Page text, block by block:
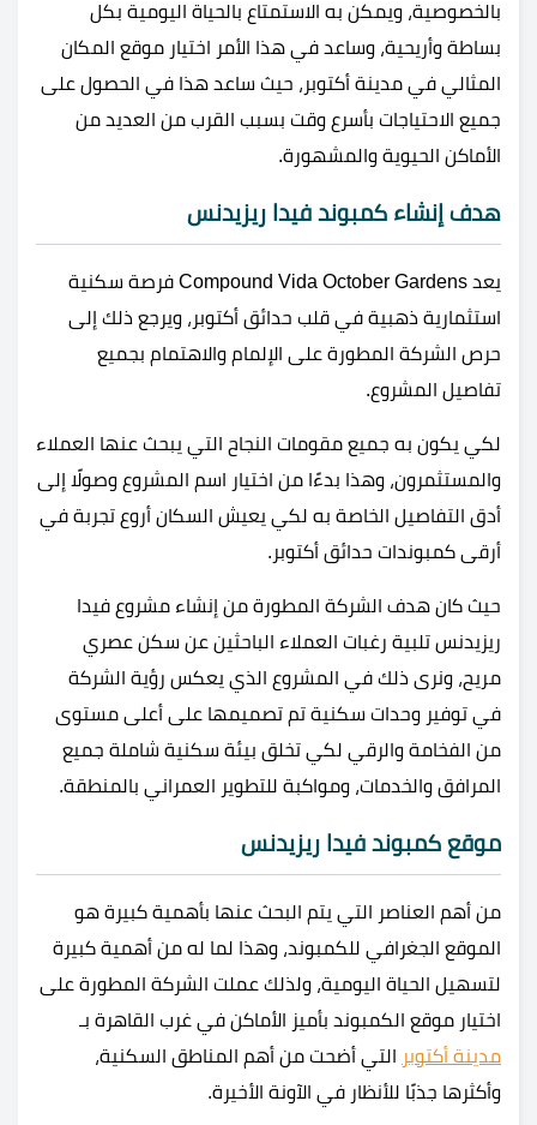
بالخصوصية، ويمكن به الاستمتاع بالحياة اليومية بكل
بساطة وأريحية، وساعد في هذا الأمر اختيار موقع المكان
المثالي في مدينة أكتوبر، حيث ساعد هذا في الحصول على
جميع الاحتياجات بأسرع وقت بسبب القرب من العديد من
الأماكن الحيوية والمشهورة.
هدف إنشاء كمبوند فيدا ريزيدنس
يعد Compound Vida October Gardens فرصة سكنية
استثمارية ذهبية في قلب حدائق أكتوبر، ويرجع ذلك إلى
حرص الشركة المطورة على الإلمام والاهتمام بجميع
تفاصيل المشروع.
لكي يكون به جميع مقومات النجاح التي يبحث عنها العملاء
والمستثمرون، وهذا بدءًا من اختيار اسم المشروع وصولًا إلى
أدق التفاصيل الخاصة به لكي يعيش السكان أروع تجربة في
أرقى كمبوندات حدائق أكتوبر.
حيث كان هدف الشركة المطورة من إنشاء مشروع فيدا
ريزيدنس تلبية رغبات العملاء الباحثين عن سكن عصري
مريح، ونرى ذلك في المشروع الذي يعكس رؤية الشركة
في توفير وحدات سكنية تم تصميمها على أعلى مستوى
من الفخامة والرقي لكي تخلق بيئة سكنية شاملة جميع
المرافق والخدمات، ومواكبة للتطوير العمراني بالمنطقة.
موقع كمبوند فيدا ريزيدنس
من أهم العناصر التي يتم البحث عنها بأهمية كبيرة هو
الموقع الجغرافي للكمبوند، وهذا لما له من أهمية كبيرة
لتسهيل الحياة اليومية، ولذلك عملت الشركة المطورة على
اختيار موقع الكمبوند بأميز الأماكن في غرب القاهرة بـ
مدينة أكتوبر التي أضحت من أهم المناطق السكنية،
وأكثرها جذبًا للأنظار في الآونة الأخيرة.